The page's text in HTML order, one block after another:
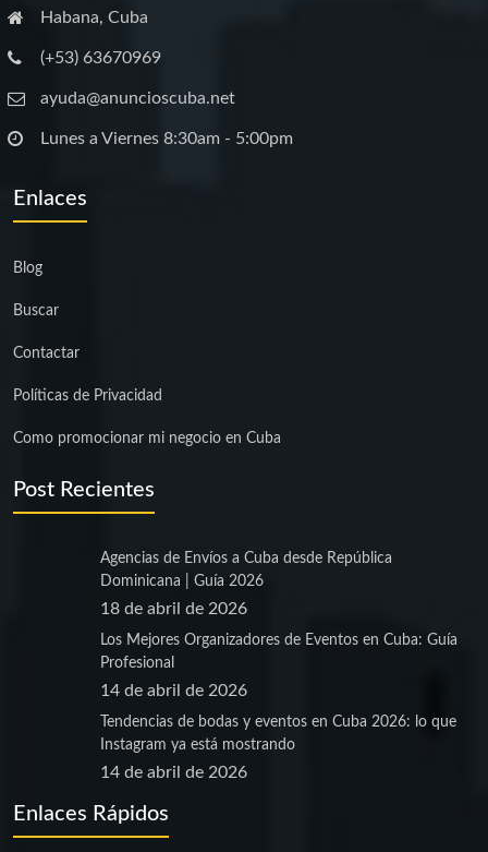
Habana, Cuba
(+53) 63670969
ayuda@anuncioscuba.net
Lunes a Viernes 8:30am - 5:00pm
Enlaces
Blog
Buscar
Contactar
Políticas de Privacidad
Como promocionar mi negocio en Cuba
Post Recientes
Agencias de Envíos a Cuba desde República
Dominicana | Guía 2026
18 de abril de 2026
Los Mejores Organizadores de Eventos en Cuba: Guía
Profesional
14 de abril de 2026
Tendencias de bodas y eventos en Cuba 2026: lo que
Instagram ya está mostrando
14 de abril de 2026
Enlaces Rápidos